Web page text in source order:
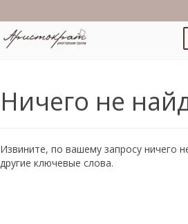
Ничего не
Извините, по вашему запросу ничего
другие ключевые слова.